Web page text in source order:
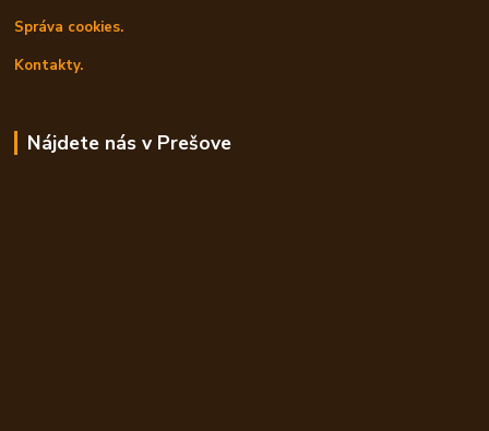
Správa cookies.
Kontakty.
Nájdete nás v Prešove